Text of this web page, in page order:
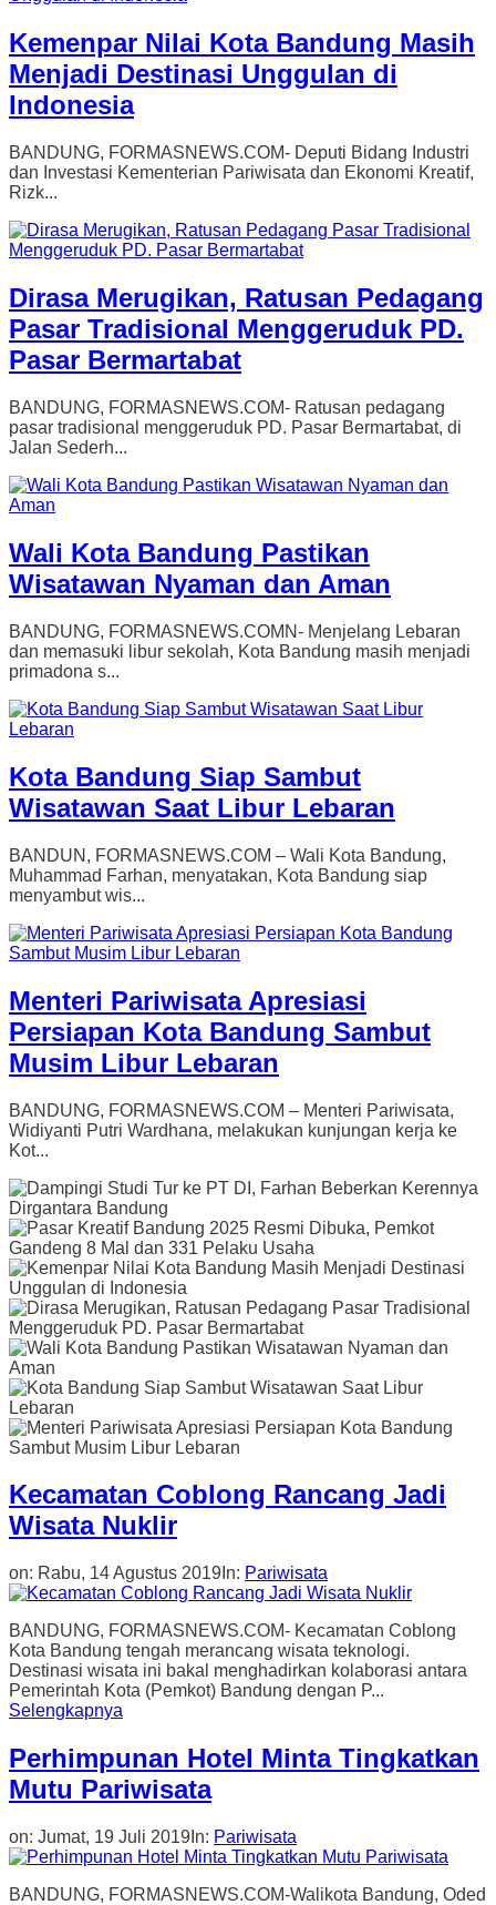
Kemenpar Nilai Kota Bandung Masih
Menjadi Destinasi Unggulan di
Indonesia
BANDUNG, FORMASNEWS.COM- Deputi Bidang Industri
dan Investasi Kementerian Pariwisata dan Ekonomi Kreatif,
Rizk...
Dirasa Merugikan, Ratusan Pedagang
Pasar Tradisional Menggeruduk PD.
Pasar Bermartabat
BANDUNG, FORMASNEWS.COM- Ratusan pedagang
pasar tradisional menggeruduk PD. Pasar Bermartabat, di
Jalan Sederh...
Wali Kota Bandung Pastikan
Wisatawan Nyaman dan Aman
BANDUNG, FORMASNEWS.COMN- Menjelang Lebaran
dan memasuki libur sekolah, Kota Bandung masih menjadi
primadona s...
Kota Bandung Siap Sambut
Wisatawan Saat Libur Lebaran
BANDUN, FORMASNEWS.COM – Wali Kota Bandung,
Muhammad Farhan, menyatakan, Kota Bandung siap
menyambut wis...
Menteri Pariwisata Apresiasi
Persiapan Kota Bandung Sambut
Musim Libur Lebaran
BANDUNG, FORMASNEWS.COM – Menteri Pariwisata,
Widiyanti Putri Wardhana, melakukan kunjungan kerja ke
Kot...
Kecamatan Coblong Rancang Jadi
Wisata Nuklir
on: Rabu, 14 Agustus 2019 In: Pariwisata
BANDUNG, FORMASNEWS.COM- Kecamatan Coblong
Kota Bandung tengah merancang wisata teknologi.
Destinasi wisata ini bakal menghadirkan kolaborasi antara
Pemerintah Kota (Pemkot) Bandung dengan P...
Selengkapnya
Perhimpunan Hotel Minta Tingkatkan
Mutu Pariwisata
on: Jumat, 19 Juli 2019 In: Pariwisata
BANDUNG, FORMASNEWS.COM-Walikota Bandung, Oded